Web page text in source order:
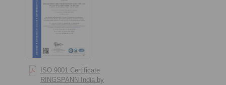
ISO 9001 Certificate
RINGSPANN India by